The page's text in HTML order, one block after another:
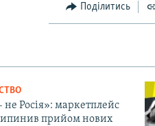
Поділитись
Росія»: маркетплейс
прийом нових